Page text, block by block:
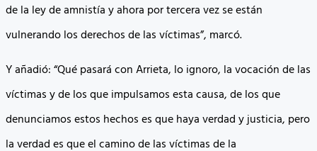
de la ley de amnistía y ahora por tercera vez se están
vulnerando los derechos de las víctimas”, marcó.
Y añadió: “Qué pasará con Arrieta, lo ignoro, la vocación de las
víctimas y de los que impulsamos esta causa, de los que
denunciamos estos hechos es que haya verdad y justicia, pero
la verdad es que el camino de las víctimas de la